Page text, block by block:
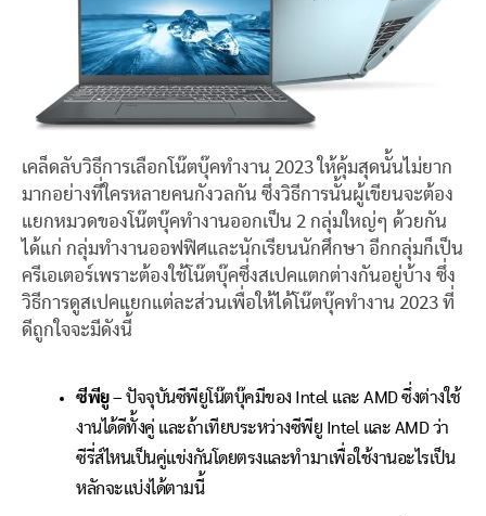
เคล็ดลับวิธีการเลือกโน๊ตบุ๊คทำงาน 2023 ให้คุ้มสุดนั้นไม่ยาก
มากอย่างที่ใครหลายคนกังวลกัน ซึ่งวิธีการนั้นผู้เขียนจะต้อง
แยกหมวดของโน๊ตบุ๊คทำงานออกเป็น 2 กลุ่มใหญ่ๆ ด้วยกัน
ได้แก่ กลุ่มทำงานออฟฟิศและนักเรียนนักศึกษา อีกกลุ่มก็เป็น
ครีเอเตอร์เพราะต้องใช้โน๊ตบุ๊คซึ่งสเปคแตกต่างกันอยู่บ้าง ซึ่ง
วิธีการดูสเปคแยกแต่ละส่วนเพื่อให้ได้โน๊ตบุ๊คทำงาน 2023 ที่
ดีถูกใจจะมีดังนี้
ซีพียู– ปัจจุบันซีพียูโน๊ตบุ๊คมีของ Intel และ AMD ซึ่งต่างใช้
งานได้ดีทั้งคู่ และถ้าเทียบระหว่างซีพียู Intel และ AMD ว่า
ซีรี่ส์ไหนเป็นคู่แข่งกันโดยตรงและทำมาเพื่อใช้งานอะไรเป็น
หลักจะแบ่งได้ตามนี้